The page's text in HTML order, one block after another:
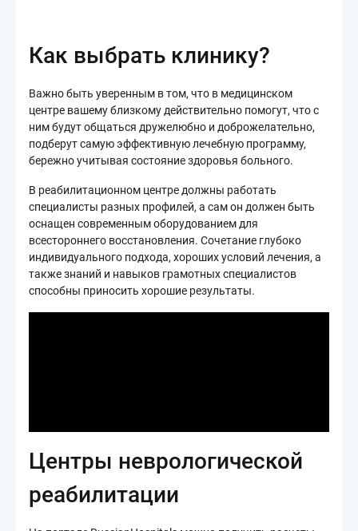
Как выбрать клинику?
Важно быть уверенным в том, что в медицинском
центре вашему близкому действительно помогут, что с
ним будут общаться дружелюбно и доброжелательно,
подберут самую эффективную лечебную программу,
бережно учитывая состояние здоровья больного.
В реабилитационном центре должны работать
специалисты разных профилей, а сам он должен быть
оснащен современным оборудованием для
всестороннего восстановления. Сочетание глубоко
индивидуального подхода, хороших условий лечения, а
также знаний и навыков грамотных специалистов
способны приносить хорошие результаты.
Центры неврологической
реабилитации